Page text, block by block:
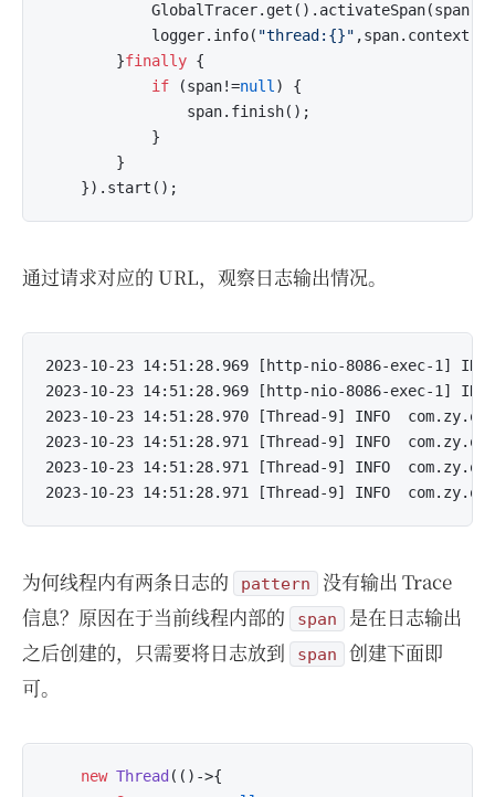
            GlobalTracer.get().activateSpan(span);
            logger.info(
"thread:{}"
        }
finally {
if (span!=null ) {
                span.finish();
            }
        }
通过请求对应的 URL，观察日志输出情况。
2023-10-23 14:51:28.969 [http-nio-8086-exec-1]
2023-10-23 14:51:28.969 [http-nio-8086-exec-1]
2023-10-23 14:51:28.970 [Thread-9] INFO
2023-10-23 14:51:28.971 [Thread-9] INFO
2023-10-23 14:51:28.971 [Thread-9] INFO
为何线程内有两条日志的 pattern
没有输出 Trace
信息？原因在于当前线程内部的
span
是在日志输出
之后创建的，只需要将日志放到
span
创建下面即
可。
new Thread (()->{